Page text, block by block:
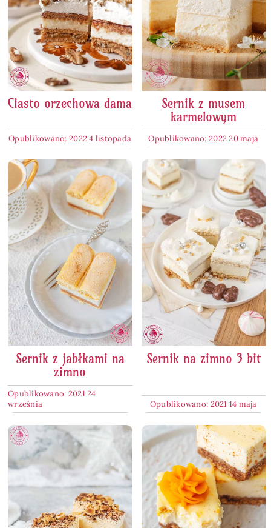
Ciasto orzechowa dama
Opublikowano: 2022 4 listopada
Sernik z musem
karmelowym
Opublikowano: 2022 20 maja
Sernik z jabłkami na
zimno
Opublikowano: 2021 24
września
Sernik na zimno 3 bit
Opublikowano: 2021 14 maja